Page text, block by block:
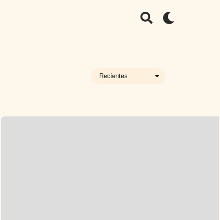
Recientes